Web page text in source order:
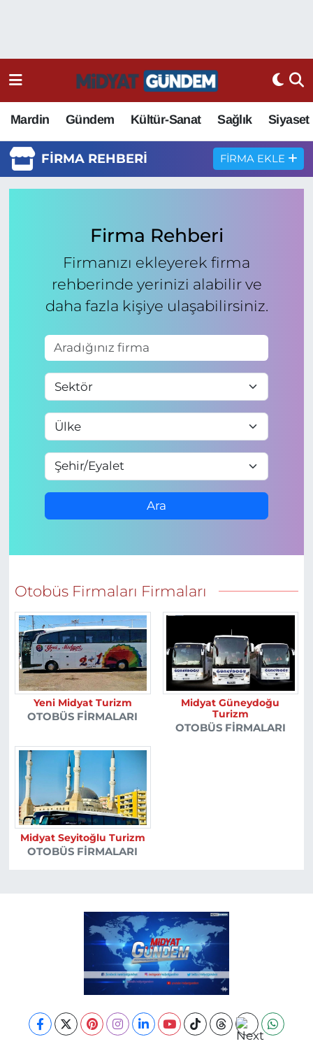
Mardin Gündem Kültür-Sanat Sağlık Siyaset
FIRMA REHBERI FIRMA EKLE
Firma Rehberi
Firmanızı ekleyerek firma
rehberinde yerinizi alabilir ve
daha fazla kişiye ulaşabilirsiniz.
Ara
Otobüs Firmaları Firmaları
Yeni Midyat Turizm
OTOBÜS FIRMALARI
Midyat Güneydoğu
Turizm
OTOBÜS FIRMALARI
Midyat Seyitoğlu Turizm
OTOBÜS FIRMALARI